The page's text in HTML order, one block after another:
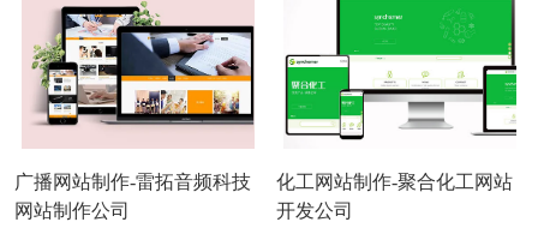
广播网站制作-雷拓音频科技
网站制作公司
化工网站制作-聚合化工网站
开发公司